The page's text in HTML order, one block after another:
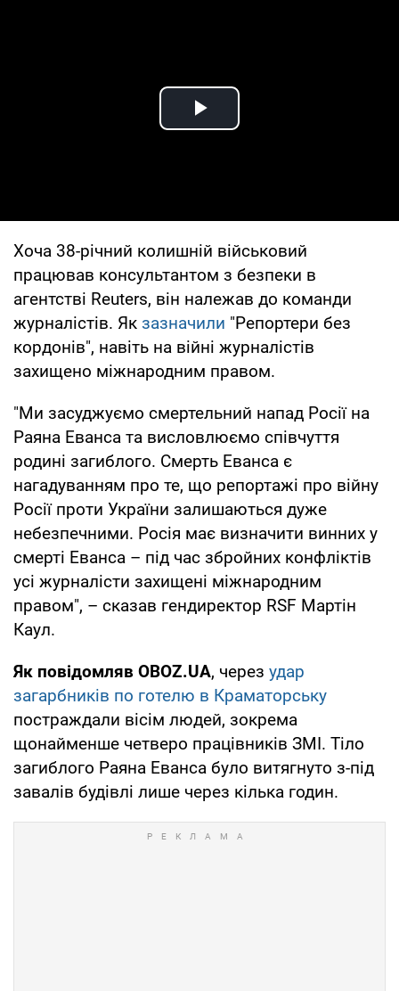
Play Video
Хоча 38-річний колишній військовий
працював консультантом з безпеки в
агентстві Reuters, він належав до команди
журналістів. Як зазначили "Репортери без
кордонів", навіть на війні журналістів
захищено міжнародним правом.
"Ми засуджуємо смертельний напад Росії на
Раяна Еванса та висловлюємо співчуття
родині загиблого. Смерть Еванса є
нагадуванням про те, що репортажі про війну
Росії проти України залишаються дуже
небезпечними. Росія має визначити винних у
смерті Еванса – під час збройних конфліктів
усі журналісти захищені міжнародним
правом", – сказав гендиректор RSF Мартін
Каул.
Як повідомляв OBOZ.UA, через удар
загарбників по готелю в Краматорську
постраждали вісім людей, зокрема
щонайменше четверо працівників ЗМІ. Тіло
загиблого Раяна Еванса було витягнуто з-під
завалів будівлі лише через кілька годин.